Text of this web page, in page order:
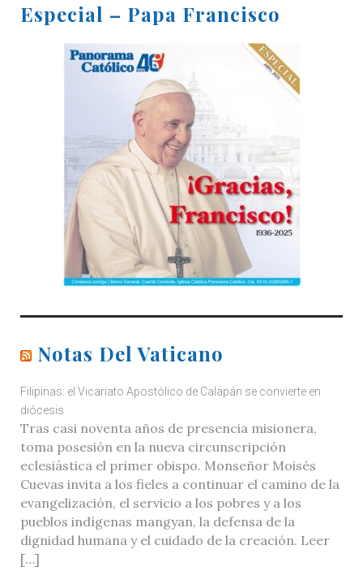
Especial – Papa Francisco
Notas Del Vaticano
Filipinas: el Vicariato Apostólico de Calapán se convierte en
diócesis
Tras casi noventa años de presencia misionera,
toma posesión en la nueva circunscripción
eclesiástica el primer obispo. Monseñor Moisés
Cuevas invita a los fieles a continuar el camino de la
evangelización, el servicio a los pobres y a los
pueblos indígenas mangyan, la defensa de la
dignidad humana y el cuidado de la creación. Leer
[…]